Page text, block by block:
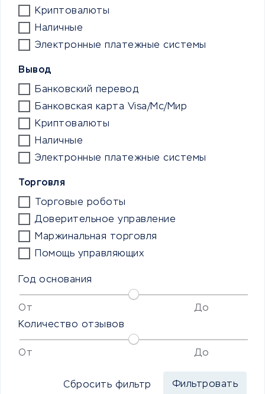
Криптовалюты
Наличные
Электронные платежные системы
Вывод
Банковский перевод
Банковская карта Visa/Mc/Мир
Криптовалюты
Наличные
Электронные платежные системы
Торговля
Торговые роботы
Доверительное управление
Маржинальная торговля
Помощь управляющих
Год основания
От
До
Количество отзывов
От До
Сбросить фильтр